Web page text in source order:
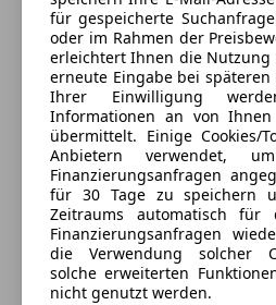
Eintauschwagen: Kaufen und
Schritt
Ich möchte mein Auto in
(unverbindlich).
Fahrzeugdaten
für gespeicherte
oder im Rahmen der
erleichtert Ihnen die Nutzung
erneute Eingabe bei
Ihrer Einwilligung
Informationen an von
übermittelt. Einige Cookies/
Anbietern verwendet,
Finanzierungsanfragen
für 30 Tage zu speichern
Zeitraums automatisch für
Finanzierungsanfragen
die Verwendung solcher
solche erweiterten
nicht genutzt werden.